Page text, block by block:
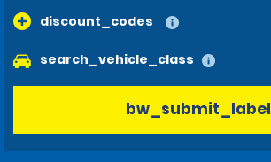
discount_codes
search_vehicle_class
bw_submit_label